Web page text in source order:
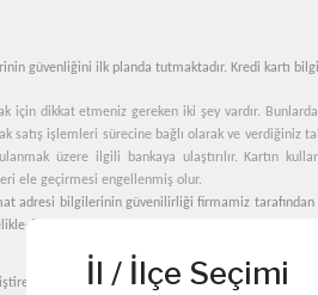
güvenliğini ilk planda tutmaktadır. Kredi kartı
dikkat etmeniz gereken iki şey vardır.
işlemleri sürecine bağlı olarak ve verdiğiniz
üzere ilgili bankaya ulaştırılır. Kartın
ele geçirmesi engellenmiş olur.
bilgilerinin güvenilirliği firmamiz tarafından
finansal ve adres/telefon bilgilerinin
Üye giriş bilgilerinizi güvenli
İl / İlçe Seçimi